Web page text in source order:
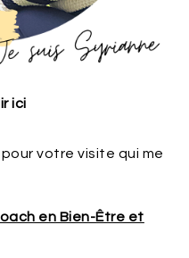
ici
votre visite qui me
en Bien-Être et